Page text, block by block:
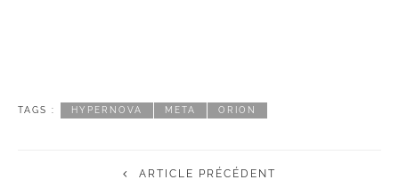
TAGS : HYPERNOVA META ORION
ARTICLE PRÉCÉDENT